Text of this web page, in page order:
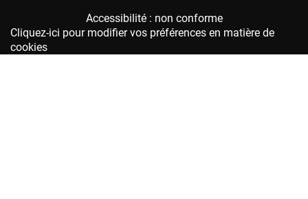
Accessibilité : non conforme
Cliquez-ici pour modifier vos préférences en matière de
cookies